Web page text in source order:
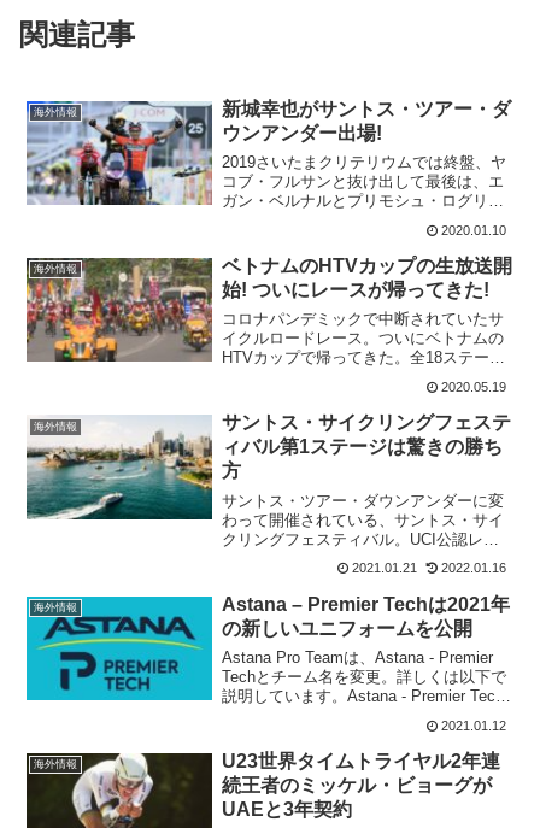
関連記事
海外情報
新城幸也がサントス・ツアー・ダ
ウンアンダー出場!
2019さいたまクリテリウムでは終盤、ヤ
コブ・フルサンと抜け出して最後は、エ
ガン・ベルナルとプリモシュ・ログリッ
チの追撃をかわして優勝した新城幸也。
昨シーズンは、序盤からケガで出遅れた
が今年はシーズン序盤から順調にスター
トできるようだ。新城...
2020.01.10
海外情報
ベトナムのHTVカップの生放送開
始! ついにレースが帰ってきた!
コロナパンデミックで中断されていたサ
イクルロードレース。ついにベトナムの
HTVカップで帰ってきた。全18ステージ
の本格的なステージレース。5月19日から
開催されるレースは、主にベトナム人だ
けが出場する。だが、コロナ蔓延の前に
ベトナム入りして...
2020.05.19
海外情報
サントス・サイクリングフェステ
ィバル第1ステージは驚きの勝ち
方
サントス・ツアー・ダウンアンダーに変
わって開催されている、サントス・サイ
クリングフェスティバル。UCI公認レー
スではないけれど、リッチー・ポートや
Team BikeExchangeのワールドチームラ
イダーが6人参加する。第1ステージは、
約3...
2021.01.21 2022.01.16
海外情報
Astana – Premier Techは2021年
の新しいユニフォームを公開
Astana Pro Teamは、Astana - Premier
Techとチーム名を変更。詳しくは以下で
説明しています。Astana - Premier Tech
となった2021年シーズンの新しいユニフ
ォームを発表した。インスタでは、各...
2021.01.12
海外情報
U23世界タイムトライヤル2年連
続王者のミッケル・ビョーグが
UAEと3年契約